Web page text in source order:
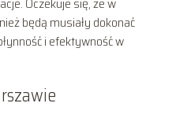
będą musiały dokonać
i efektywność w